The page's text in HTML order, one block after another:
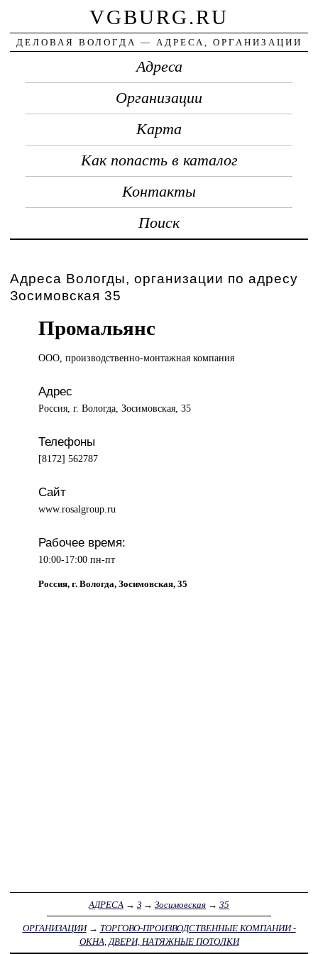
VGBURG.RU
ДЕЛОВАЯ ВОЛОГДА — АДРЕСА, ОРГАНИЗАЦИИ
Адреса
Организации
Карта
Как попасть в каталог
Контакты
Поиск
Адреса Вологды, организации по адресу
Зосимовская 35
Промальянс
ООО, производственно-монтажнаякомпания
Адрес
Россия, г. Вологда, Зосимовская, 35
Телефоны
[8172] 562787
Сайт
www.rosalgroup.ru
Рабочее время:
10:00-17:00 пн-пт
Россия, г. Вологда, Зосимовская, 35
АДРЕСА → З → Зосимовская → 35
ОРГАНИЗАЦИИ→ ТОРГОВО-ПРОИЗВОДСТВЕННЫЕ КОМПАНИИ -
ОКНА, ДВЕРИ, НАТЯЖНЫЕ ПОТОЛКИ